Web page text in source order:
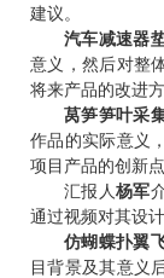
建议。
汽车减速器
意义，然后对整
将来产品的改进
莴笋笋叶采
作品的实际意义
项目产品的创新点
汇报人杨军
通过视频对其设
仿蝴蝶扑翼
目背景及其意义